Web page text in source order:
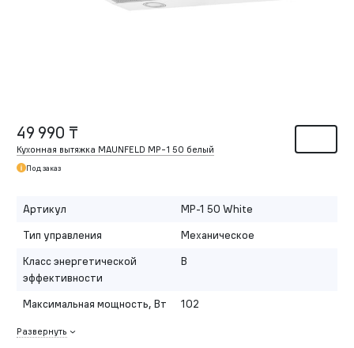
49 990 ₸
Кухонная вытяжка MAUNFELD MP-1 50 белый
Под заказ
Артикул
MP-1 50 White
Тип управления
Механическое
Класс энергетической
эффективности
B
Максимальная мощность, Вт 102
Развернуть